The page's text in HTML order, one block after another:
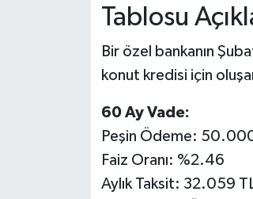
Tablosu
Bir özel bankanın
konut kredisi için
60 Ay Vade:
Peşin Ödeme:
Faiz Oranı: %2.46
Aylık Taksit: 32.059